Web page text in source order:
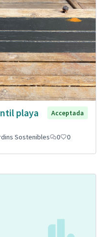
playa
Acceptada
Sostenibles 0 0